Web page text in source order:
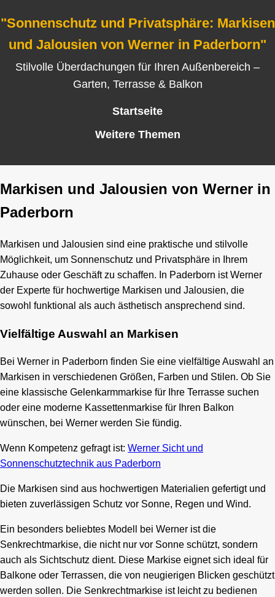
"Sonnenschutz und Privatsphäre: Markisen
und Jalousien von Werner in Paderborn"
Stilvolle Überdachungen für Ihren Außenbereich –
Garten, Terrasse & Balkon
Startseite
Weitere Themen
Markisen und Jalousien von Werner in
Paderborn
Markisen und Jalousien sind eine praktische und stilvolle
Möglichkeit, um Sonnenschutz und Privatsphäre in Ihrem
Zuhause oder Geschäft zu schaffen. In Paderborn ist Werner
der Experte für hochwertige Markisen und Jalousien, die
sowohl funktional als auch ästhetisch ansprechend sind.
Vielfältige Auswahl an Markisen
Bei Werner in Paderborn finden Sie eine vielfältige Auswahl an
Markisen in verschiedenen Größen, Farben und Stilen. Ob Sie
eine klassische Gelenkarmmarkise für Ihre Terrasse suchen
oder eine moderne Kassettenmarkise für Ihren Balkon
wünschen, bei Werner werden Sie fündig.
Wenn Kompetenz gefragt ist: Werner Sicht und
Sonnenschutztechnik aus Paderborn
Die Markisen sind aus hochwertigen Materialien gefertigt und
bieten zuverlässigen Schutz vor Sonne, Regen und Wind.
Ein besonders beliebtes Modell bei Werner ist die
Senkrechtmarkise, die nicht nur vor Sonne schützt, sondern
auch als Sichtschutz dient. Diese Markise eignet sich ideal für
Balkone oder Terrassen, die von neugierigen Blicken geschützt
werden sollen. Die Senkrechtmarkise ist leicht zu bedienen